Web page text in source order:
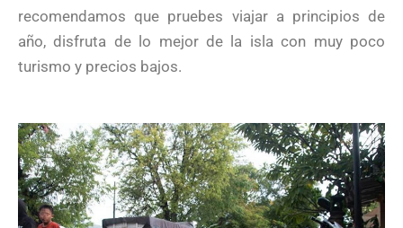
recomendamos que pruebes viajar a principios de
año, disfruta de lo mejor de la isla con muy poco
turismo y precios bajos.